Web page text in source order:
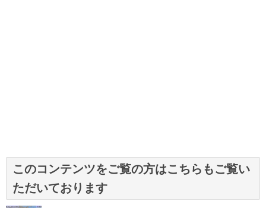
このコンテンツをご覧の方はこちらもご覧い
ただいております